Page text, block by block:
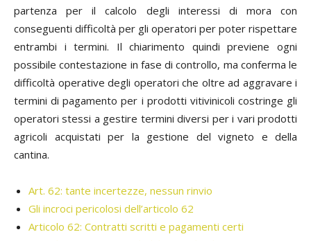
partenza per il calcolo degli interessi di mora con
conseguenti difficoltà per gli operatori per poter rispettare
entrambi i termini. Il chiarimento quindi previene ogni
possibile contestazione in fase di controllo, ma conferma le
difficoltà operative degli operatori che oltre ad aggravare i
termini di pagamento per i prodotti vitivinicoli costringe gli
operatori stessi a gestire termini diversi per i vari prodotti
agricoli acquistati per la gestione del vigneto e della
cantina.
Art. 62: tante incertezze, nessun rinvio
Gli incroci pericolosi dell’articolo 62
Articolo 62: Contratti scritti e pagamenti certi